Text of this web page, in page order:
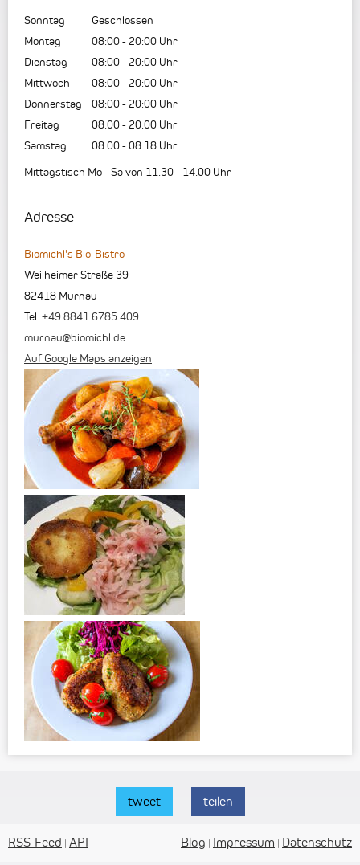
Sonntag
Geschlossen
Montag
08:00- 20:00 Uhr
Dienstag
08:00- 20:00 Uhr
Mittwoch
08:00- 20:00 Uhr
Donnerstag
08:00- 20:00 Uhr
Freitag
08:00- 20:00 Uhr
Samstag
08:00-08:18 Uhr
Mittagstisch Mo - Sa von 11.30 - 14.00 Uhr
Adresse
Biomichl's Bio-Bistro
Weilheimer Straße 39
82418 Murnau
Tel: +49 8841 6785 409
murnau@biomichl.de
Auf Google Maps anzeigen
tweet teilen
RSS-Feed | API Blog | Impressum | Datenschutz